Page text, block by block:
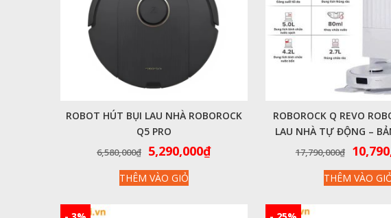
ROBOT HÚT BỤI LAU NHÀ ROBOROCK
Q5 PRO
6,580,000₫
Giá
gốc
là:
5,290,000₫Giá
5,290,000₫.
THÊM VÀO GIỎ
ROBOROCK Q REVO
LAU NHÀ TỰ ĐỘNG –
17,790,000₫
Giá
gốc
là:
THÊM VÀO